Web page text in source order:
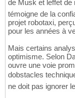
de Musk et leffet
témoigne de la
projet robotaxi,
pour les années à
Mais certains
optimisme. Selon
ouvre une voie
dobstacles
ne doit pas ignorer